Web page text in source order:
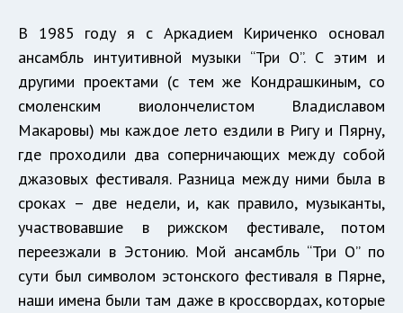
В 1985 году я с Аркадием Кириченко основал
ансамбль интуитивной музыки “Три О”. С этим и
другими проектами (с тем же Кондрашкиным, со
смоленским виолончелистом Владиславом
Макаровы) мы каждое лето ездили в Ригу и Пярну,
где проходили два соперничающих между собой
джазовых фестиваля. Разница между ними была в
сроках – две недели, и, как правило, музыканты,
участвовавшие в рижском фестивале, потом
переезжали в Эстонию. Мой ансамбль “Три О” по
сути был символом эстонского фестиваля в Пярне,
наши имена были там даже в кроссвордах, которые